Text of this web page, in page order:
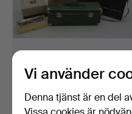
Projektorer & Filmkameror-
Super 8. Unosco…
Klubbades 15 mar 2024
Vi använder
Denna tjänst är en del